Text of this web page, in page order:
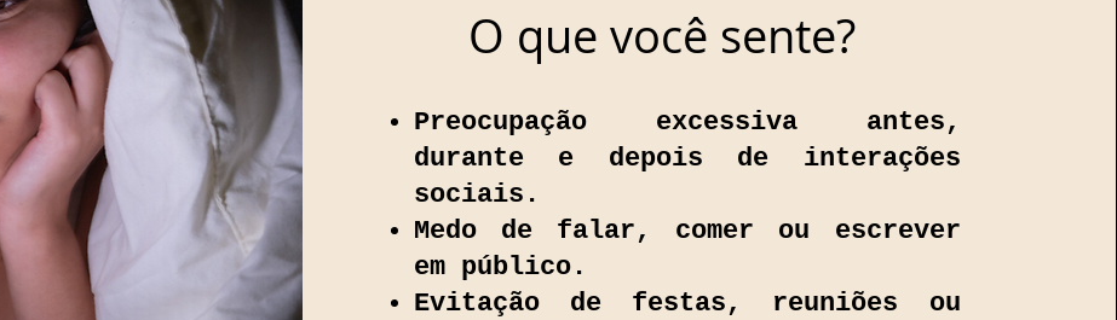
O que você sente?
Preocupação excessiva antes,
durante e depois de interações
sociais.
Medo de falar, comer ou escrever
em público.
Evitação de festas, reuniões ou